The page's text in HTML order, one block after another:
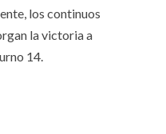
los continuos
la victoria a
14.